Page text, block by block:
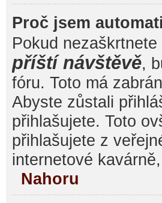
Proč jsem
Pokud
příští návštěvě,
fóru. Toto má
Abyste zůstali
přihlašujete. Toto
přihlašujete z
internetové
Nahoru